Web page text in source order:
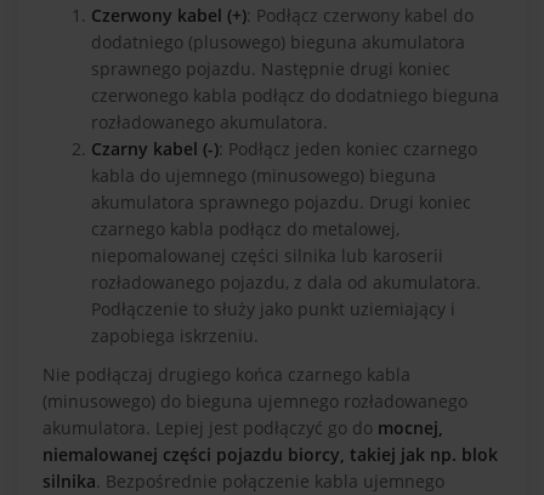
Czerwony kabel (+): Podłącz czerwony kabel do
dodatniego (plusowego) bieguna akumulatora
sprawnego pojazdu. Następnie drugi koniec
czerwonego kabla podłącz do dodatniego bieguna
rozładowanego akumulatora.
Czarny kabel (-): Podłącz jeden koniec czarnego
kabla do ujemnego (minusowego) bieguna
akumulatora sprawnego pojazdu. Drugi koniec
czarnego kabla podłącz do metalowej,
niepomalowanej części silnika lub karoserii
rozładowanego pojazdu, z dala od akumulatora.
Podłączenie to służy jako punkt uziemiający i
zapobiega iskrzeniu.
Nie podłączaj drugiego końca czarnego kabla
(minusowego) do bieguna ujemnego rozładowanego
akumulatora. Lepiej jest podłączyć go do mocnej,
niemalowanej części pojazdu biorcy, takiej jak np. blok
silnika. Bezpośrednie połączenie kabla ujemnego